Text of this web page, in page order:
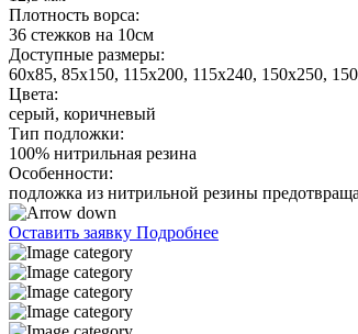
Плотность ворса:
36 стежков на 10см
Доступные размеры:
60х85, 85х150, 115х200, 115х240, 150х250,
Цвета:
серый, коричневый
Тип подложки:
100% нитрильная резина
Особенности:
подложка из нитрильной резины
Оставить заявку Подробнее